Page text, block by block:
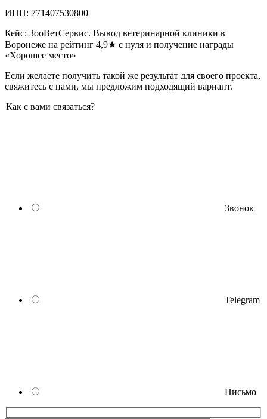
ИНН: 771407530800
Кейс: ЗооВетСервис. Вывод ветеринарной клиники в
Воронеже на рейтинг 4,9★ с нуля и получение награды
«Хорошее место»
Если желаете получить такой же результат для своего проекта,
свяжитесь с нами, мы предложим подходящий вариант.
Как с вами связаться?
Звонок
Telegram
Письмо